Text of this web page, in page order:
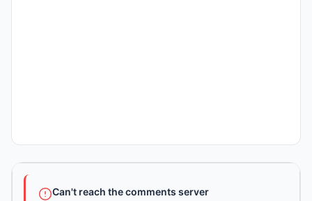
Can't reach the comments server